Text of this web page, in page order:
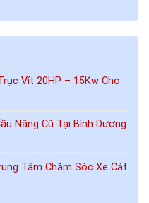
Vít 20HP – 15Kw Cho
Nâng Cũ Tại Bình Dương
Tâm Chăm Sóc Xe Cát